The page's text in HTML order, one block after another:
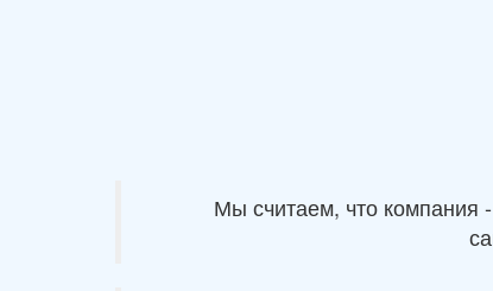
Мы считаем, что компания